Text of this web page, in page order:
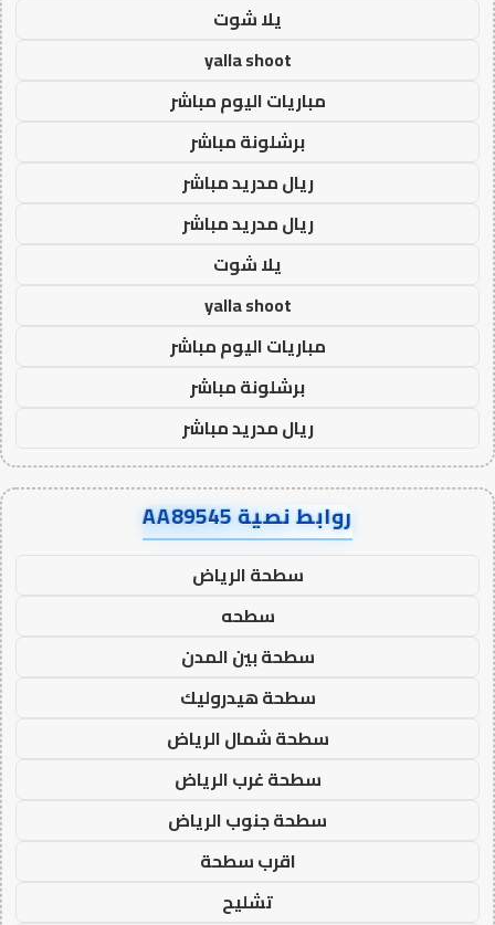
يلا شوت
yalla shoot
مباريات اليوم مباشر
برشلونة مباشر
ريال مدريد مباشر
ريال مدريد مباشر
يلا شوت
yalla shoot
مباريات اليوم مباشر
برشلونة مباشر
ريال مدريد مباشر
روابط نصية AA89545
سطحة الرياض
سطحه
سطحة بين المدن
سطحة هيدروليك
سطحة شمال الرياض
سطحة غرب الرياض
سطحة جنوب الرياض
اقرب سطحة
تشليح